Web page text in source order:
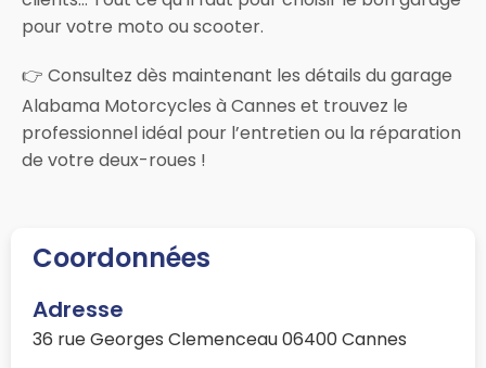
pour votre moto ou scooter.
👉 Consultez dès maintenant les détails du garage
Alabama Motorcycles à Cannes et trouvez le
professionnel idéal pour l’entretien ou la réparation
de votre deux-roues !
Coordonnées
Adresse
36 rue Georges Clemenceau 06400 Cannes